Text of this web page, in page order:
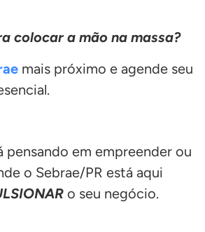
colocar a mão na massa?
mais próximo e agende seu
pensando em empreender ou
o Sebrae/PR está aqui
o seu negócio.